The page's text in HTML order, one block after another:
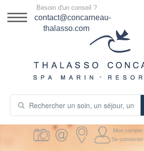
DESTINATION
SÉJOURS THALASSO
PRODUITS COSMÉTIQUES
Besoin d'un conseil ?
contact@concarneau-
thalasso.com
Mon compte
Se connecter